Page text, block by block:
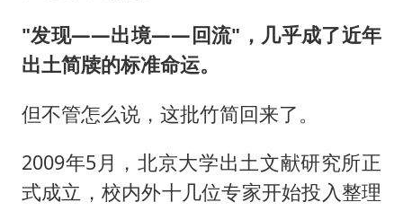
"发现——出境——回流"，几乎成了近年
出土简牍的标准命运。
但不管怎么说，这批竹简回来了。
2009年5月，北京大学出土文献研究所正
式成立，校内外十几位专家开始投入整理